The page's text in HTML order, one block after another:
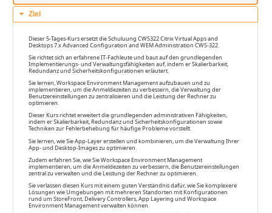
Ziel
Dieser 5-Tages-Kurs ersetzt die Schuluung CWS322 Citrix Virtual Apps and
Desktops 7.x Advanced Configuration and WEM Administration CWS-322.
Sie richtet sich an erfahrene IT-Fachleute und baut auf den grundlegenden
Implementierungs- und Verwaltungsfähigkeiten auf, indem er Skalierbarkeit,
Redundanz und Sicherheitskonfigurationen erläutert.
Sie lernen, Workspace Environment Management aufzubauen und zu
implementieren, um die Anmeldezeiten zu verbessern, die Verwaltung der
Benutzereinstellungen zu zentralisieren und die Leistung der Rechner zu
optimieren.
Dieser Kurs richtet erweitert die grundlegenden administrativen Fähigkeiten,
indem er Skalierbarkeit, Redundanz und Sicherheitskonfigurationen sowie
Techniken zur Fehlerbehebung für häufige Probleme vorstellt.
Sie lernen, wie Sie App-Layer erstellen und kombinieren, um die Verwaltung Ihrer
App- und Desktop-Images zu optimieren.
Zudem erfahren Sie, wie Sie Workspace Environment Management
implementieren, um die Anmeldezeiten zu verbessern, die Benutzereinstellungen
zentral zu verwalten und die Leistung der Rechner zu optimieren.
Sie verlassen diesen Kurs mit einem guten Verständnis dafür, wie Sie komplexere
Lösungen wie Umgebungen mit mehreren Standorten mit Konfigurationen
rund um StoreFront, Delivery Controllers, App Layering und Workspace
Environment Management verwalten können.